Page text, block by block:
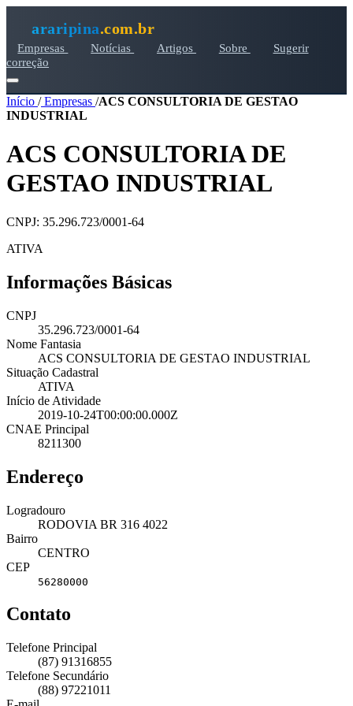
araripina.com.br
Empresas Notícias Artigos Sobre
Sugerir
correção
Início /Empresas /ACS CONSULTORIA DE GESTAO
INDUSTRIAL
ACS CONSULTORIA DE
GESTAO INDUSTRIAL
CNPJ: 35.296.723/0001-64
ATIVA
Informações Básicas
CNPJ
35.296.723/0001-64
Nome Fantasia
ACS CONSULTORIA DE GESTAO INDUSTRIAL
Situação Cadastral
ATIVA
Início de Atividade
2019-10-24T00:00:00.000Z
CNAE Principal
8211300
Endereço
Logradouro
RODOVIA BR 316 4022
Bairro
CENTRO
CEP
56280000
Contato
Telefone Principal
(87) 91316855
Telefone Secundário
(88) 97221011